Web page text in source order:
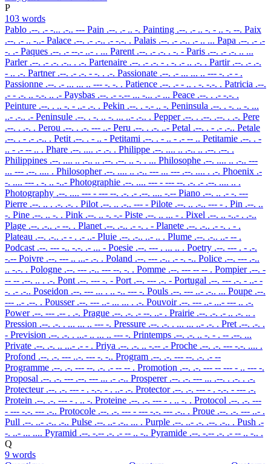
P
103 words
Pablo .--. .- -... .-.. --- Pain .--. .- .. -. Painting .--. .- .. -. - .. -. --. Paix
.--. .- .. -..- Palace .--. .- .-.. .- -.-. . Palais .--. .- .-.. .- .. ... Papa .--. .- .-
-. .- Paques .--. .- --.- ..- . ... Parent .--. .- .-. . -. - Paris .--. .- .-. .. ...
Parler .--. .- .-. .-.. . .-. Partenaire .--. .- .-. - . -. .- .. .-. . Partir .--. .- .-.
- .. .-. Partner .--. .- .-. - -. . .-. Passionate .--. .- ... ... .. --- -. .- - .
Passionne .--. .- ... ... .. --- -. -. . Patience .--. .- - .. . -. -.-. . Patricia .--.
.- - .-. .. -.-. .. .- Paysbas .--. .- -.-- ... -... .- ... Peace .--. . .- -.-. .
Peinture .--. . .. -. - ..- .-. . Pekin .--. . -.- .. -. Peninsula .--. . -. .. -. ...
..- .-.. .- Peninsule .--. . -. .. -. ... ..- .-.. . Pepper .--. . .--. .--. . .-. Pere
.--. . .-. . Perou .--. . .-. --- ..- Peru .--. . .-. ..- Petal .--. . - .- .-.. Petale
.--. . - .- .-.. . Petit .--. . - .. - Petitami .--. . - .. - .- -- .. Petitamie .--. . -
.. - .- -- .. . Phare .--. .... .- .-. . Philippe .--. .... .. .-.. .. .--. .--. .
Philippines .--. .... .. .-.. .. .--. .--. .. -. . ... Philosophe .--. .... .. .-.. ---
... --- .--. .... . Philosopher .--. .... .. .-.. --- ... --- .--. .... . .-. Phoenix .-
-. .... --- . -. .. -..- Photographie .--. .... --- - --- --. .-. .- .--. .... .. .
Photography .--. .... --- - --- --. .-. .- .--. .... -.-- Piano .--. .. .- -. ---
Pierre .--. .. . .-. .-. . Pilot .--. .. .-.. --- - Pilote .--. .. .-.. --- - . Pin .--. ..
-. Pine .--. .. -. . Pink .--. .. -. -.- Piste .--. .. ... - . Pixel .--. .. -..- . .-..
Plage .--. .-.. .- --. . Planet .--. .-.. .- -. . - Planete .--. .-.. .- -. . - .
Plateau .--. .-.. .- - . .- ..- Pluie .--. .-.. ..- .. . Plume .--. .-.. ..- -- .
Podcast .--. --- -.. -.-. .- ... - Poesie .--. --- . ... .. . Poetry .--. --- . - .-.
-.-- Poivre .--. --- .. ...- .-. . Poland .--. --- .-.. .- -. -.. Police .--. --- .-..
.. -.-. . Pologne .--. --- .-.. --- --. -. . Pomme .--. --- -- -- . Pompier .--. -
-- -- .--. .. . .-. Pont .--. --- -. - Port .--. --- .-. - Portugal .--. --- .-. - ..- -
-. .- .-.. Poseidon .--. --- ... . .. -.. --- -. Pouls .--. --- ..- .-.. ... Poupe .--.
--- ..- .--. . Pousser .--. --- ..- ... ... . .-. Pouvoir .--. --- ..- ...- --- .. .-.
Power .--. --- .-- . .-. Prague .--. .-. .- --. ..- . Prairie .--. .-. .- .. .-. .. .
Pression .--. .-. . ... ... .. --- -. Pressure .--. .-. . ... ... ..- .-. . Pret .--. .-. .
- Prevision .--. .-. . ...- .. ... .. --- -. Printemps .--. .-. .. -. - . -- .--. ...
Private .--. .-. .. ...- .- - . Priya .--. .-. .. -.-- .- Proche .--. .-. --- -.-. .... .
Profond .--. .-. --- ..-. --- -. -.. Program .--. .-. --- --. .-. .- --
Programme .--. .-. --- --. .-. .- -- -- . Promotion .--. .-. --- -- --- - .. --- -.
Proposal .--. .-. --- .--. --- ... .- .-.. Prosperer .--. .-. --- ... .--. . .-. . .-.
Protecteur .--. .-. --- - . -.-. - . ..- .-. Protector .--. .-. --- - . -.-. - --- .-.
Protein .--. .-. --- - . .. -. Proteine .--. .-. --- - . .. -. . Protocol .--. .-. ---
- --- -.-. --- .-.. Protocole .--. .-. --- - --- -.-. --- .-.. . Proue .--. .-. --- ..- .
Pull .--. ..- .-.. .-.. Pulse .--. ..- .-.. ... . Purple .--. ..- .-. .--. .-.. . Push .-
-. ..- ... .... Pyramid .--. -.-- .-. .- -- .. -.. Pyramide .--. -.-- .-. .- -- .. -.. .
Q
9 words